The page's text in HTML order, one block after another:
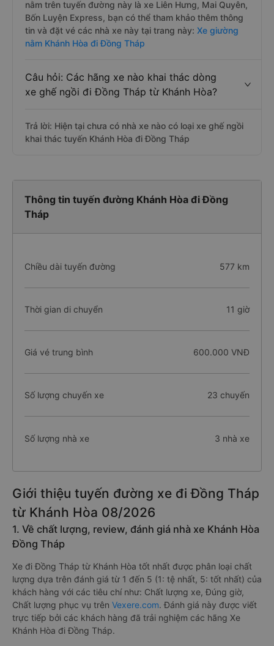
nằm trên tuyến đường này là xe Liên Hưng, Mai Quyên,
Bốn Luyện Express, bạn có thể tham khảo thêm thông
tin và đặt vé các nhà xe này tại trang này: Xe giường
nằm Khánh Hòa đi Đồng Tháp
Câu hỏi: Các hãng xe nào khai thác dòng
xe ghế ngồi đi Đồng Tháp từ Khánh Hòa?
Trả lời: Hiện tại chưa có nhà xe nào có loại xe ghế ngồi
khai thác tuyến Khánh Hòa đi Đồng Tháp
Thông tin tuyến đường Khánh Hòa đi Đồng
Tháp
Chiều dài tuyến đường 577 km
Thời gian di chuyển 11 giờ
Giá vé trung bình 600.000 VNĐ
Số lượng chuyến xe 23 chuyến
Số lượng nhà xe 3 nhà xe
Giới thiệu tuyến đường xe đi Đồng Tháp
từ Khánh Hòa 08/2026
1. Về chất lượng, review, đánh giá nhà xe Khánh Hòa
Đồng Tháp
Xe đi Đồng Tháp từ Khánh Hòa tốt nhất được phân loại chất
lượng dựa trên đánh giá từ 1 đến 5 (1: tệ nhất, 5: tốt nhất) của
khách hàng với các tiêu chí như: Chất lượng xe, Đúng giờ,
Chất lượng phục vụ trên Vexere.com. Đánh giá này được viết
trực tiếp bởi các khách hàng đã trải nghiệm các hãng Xe
Khánh Hòa đi Đồng Tháp.